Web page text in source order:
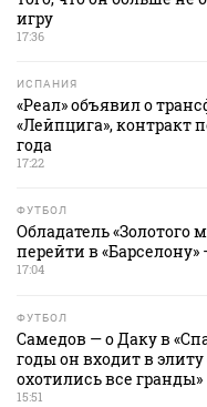
игру
17:36
ИСПАНИЯ
«Реал» объявил о
«Лейпцига», контракт
года
17:22
ФУТБОЛ
Обладатель «Золотого
перейти в
17:04
ФУТБОЛ
Самедов — о Даку в
годы он входит в
охотились все гранды»
15:51